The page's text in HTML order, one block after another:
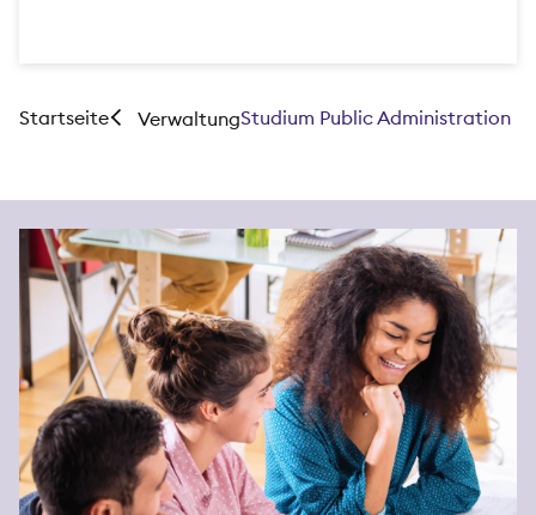
Startseite VerwaltungStudium Public Administration